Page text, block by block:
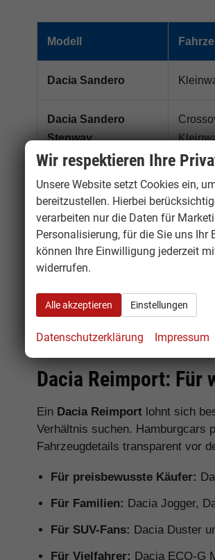
Modell
Dacia Sandero
Dacia Sandero
Stepway
Dacia Bigster
Dacia Jogger
Sitzer
Dacia Reimport: Für
Ein Dacia Reimport lohnt sich
Verhältnis suchen. Hamburgcars
Fahrzeugdetails transparent vor
Für preisbewusste Käufer:
Für Familien: Dacia Jogger,
Für SUV-Fans: Dacia Duster
Für Vielfahrer: Dacia ECO-G
Wir respektieren Ihre
Unsere Website setzt Cookies ein,
bereitzustellen. Hierbei
verarbeiten nur die Daten für
Personalisierung, für die Sie uns Ihr
können Ihre Einwilligung jederzeit
widerrufen.
Alle akzeptieren Einstellungen
Datenschutzerklärung Impressum